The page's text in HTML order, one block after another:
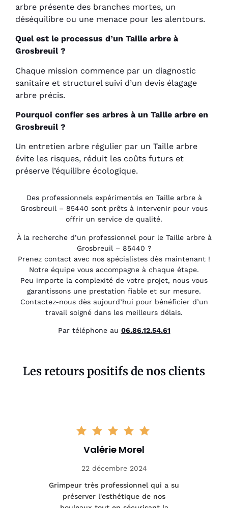
arbre présente des branches mortes, un
déséquilibre ou une menace pour les alentours.
Quel est le processus d’un Taille arbre à
Grosbreuil ?
Chaque mission commence par un diagnostic
sanitaire et structurel suivi d’un devis élagage
arbre précis.
Pourquoi confier ses arbres à un Taille arbre en
Grosbreuil ?
Un entretien arbre régulier par un Taille arbre
évite les risques, réduit les coûts futurs et
préserve l’équilibre écologique.
Des professionnels expérimentés en Taille arbre à
Grosbreuil – 85440 sont prêts à intervenir pour vous
offrir un service de qualité.
À la recherche d’un professionnel pour le Taille arbre à
Grosbreuil – 85440 ?
Prenez contact avec nos spécialistes dès maintenant !
Notre équipe vous accompagne à chaque étape.
Peu importe la complexité de votre projet, nous vous
garantissons une prestation fiable et sur mesure.
Contactez-nous dès aujourd’hui pour bénéficier d’un
travail soigné dans les meilleurs délais.
Par téléphone au 06.86.12.54.61
Les retours positifs de nos clients
Valérie Morel
22 décembre 2024
Grimpeur très professionnel qui a su
préserver l'esthétique de nos